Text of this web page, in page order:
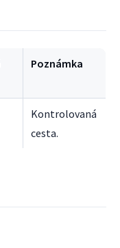
Poznámka
Kontrolovaná
cesta.